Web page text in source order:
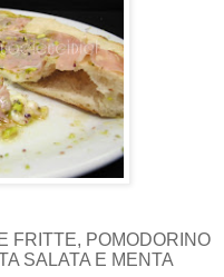
FRITTE, POMODORINO
SALATA E MENTA